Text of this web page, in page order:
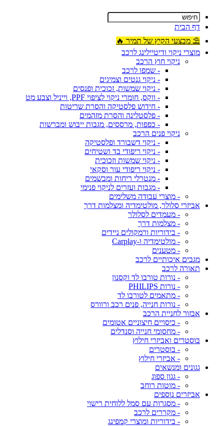
דף הבית
⛱ מבצעי הקיץ של תמיר 🔥
מוצרי ניקוי ודיטיילינג לרכב
ניקוי חוץ הרכב
- שמפו לרכב
- ניקוי גנטים וצמיגים
- ניקוי שמשות, זכוכית ופנסים
- ווקס, חומרי ניקוי לציפוי PPF, וייניל וצבע מט
- חידוש פלסטיקה והסרת שריטות
- פלסטלינה והסרת מזהמים
- כפפות, מרססים, מגבות ייבוש ומברשות
ניקוי פנים הרכב
- ניקוי דשבורד ופלסטיקה
- ניקוי ריפודי בד ושטיחים
- ניקוי שמשות וזכוכית
- ניקוי ריפודי עור וסקאי
- מנטרלי ריחות ומבשמים
- מגבות ועזרים לניקוי פנימי
- מוצרי עבודה משלימים
אביזרי סלולר, מולטימדיה ומצלמות דרך
- מעמדים לסלולר
- מצלמות דרך
- בידוריות ורמקולים ניידים
- מולטימדיה ו-Carplay
- מטענים
מגבים איכותיים לרכב
תאורה לרכב
- נורות טורבו לד וקסנון
- נורות PHILIPS
- מתאמים לטורבו לד
- נורות חנייה, פנים רכב ורוורס
אבזור לחניית הרכב
- כיסויים חיצוניים אטומים
- מחסומי חנייה וסנדלים
בוסטרים ואביזרי חילוץ
- בוסטרים
- אביזרי חילוץ
גגונים ומנשאים
- גגון ספוג
- מוטות רוחב
אביזרים נוספים
- מסגרות עם סמל ללוחית רישוי
- מקררים לרכב
- בידוריות ומוצרי קמפינג